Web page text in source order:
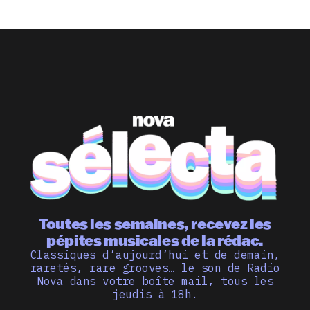
Toutes les semaines, recevez les
pépites musicales de la rédac.
Classiques d’aujourd’hui et de demain,
raretés, rare grooves… le son de Radio
Nova dans votre boîte mail, tous les
jeudis à 18h.